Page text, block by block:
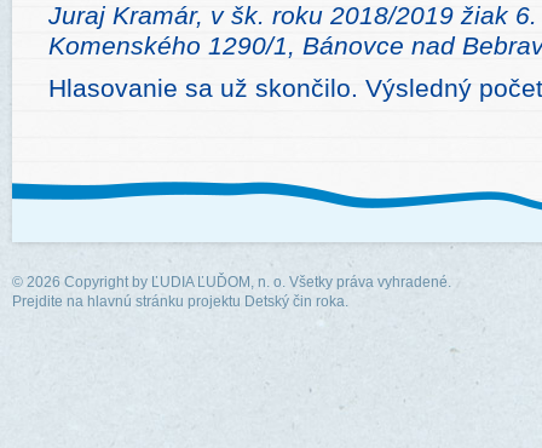
Juraj Kramár, v šk. roku 2018/2019 žiak
Komenského 1290/1, Bánovce nad
Hlasovanie sa už skončilo. Výsledný
© 2026 Copyright by ĽUDIA ĽUĎOM, n. o. Všetky práva vyhradené.
Prejdite na hlavnú stránku projektu Detský čin roka.